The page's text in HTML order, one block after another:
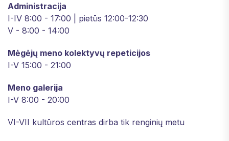
Administracija
I-IV 8:00 - 17:00 | pietūs 12:00-12:30
V - 8:00 - 14:00
Mėgėjų meno kolektyvų repeticijos
I-V 15:00 - 21:00
Meno galerija
I-V 8:00 - 20:00
VI-VII kultūros centras dirba tik renginių metu